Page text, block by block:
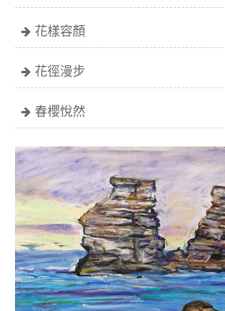
花樣容顏
花徑漫步
春櫻悅然